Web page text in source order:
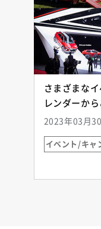
さまざまな
レンダーか
2023年03月
イベント/キャ